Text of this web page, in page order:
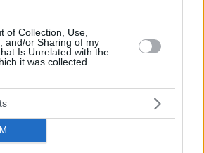
of Collection, Use,
and/or Sharing of my
Is Unrelated with the
it was collected.
καλέστε την αστυνομία”.
κάτι σοβαρό συμβαίνει γιατί
τα “μπαμ” δεν
πυροβολισμοί. Μετά είδα
κατεβαίνει από τον 2ο
προς τον χώρο των δικών